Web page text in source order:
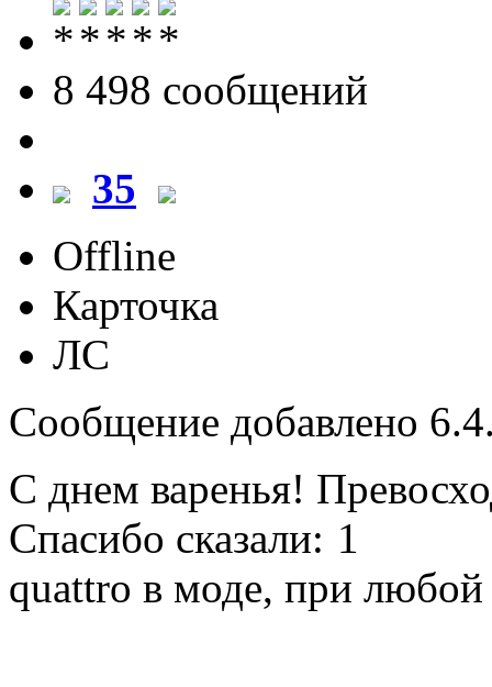
8 498 cообщений
35
Offline
Карточка
ЛС
Сообщение добавлено
С днем варенья!
Спасибо сказали: 1
quattro в моде, при любой